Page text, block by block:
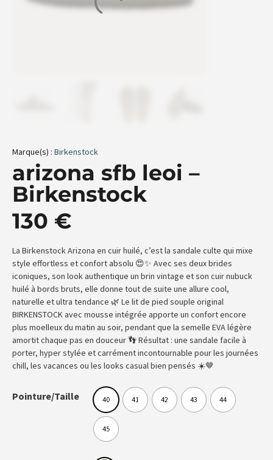
Marque(s) : Birkenstock
arizona sfb leoi –
Birkenstock
130 €
La Birkenstock Arizona en cuir huilé, c’est la sandale culte qui mixe
style effortless et confort absolu 😍✨ Avec ses deux brides
iconiques, son look authentique un brin vintage et son cuir nubuck
huilé à bords bruts, elle donne tout de suite une allure cool,
naturelle et ultra tendance 🌿 Le lit de pied souple original
BIRKENSTOCK avec mousse intégrée apporte un confort encore
plus moelleux du matin au soir, pendant que la semelle EVA légère
amortit chaque pas en douceur 👣 Résultat : une sandale facile à
porter, hyper stylée et carrément incontournable pour les journées
chill, les vacances ou les looks casual bien pensés ☀️🤎
Pointure/Taille 40 41 42 43 44
45